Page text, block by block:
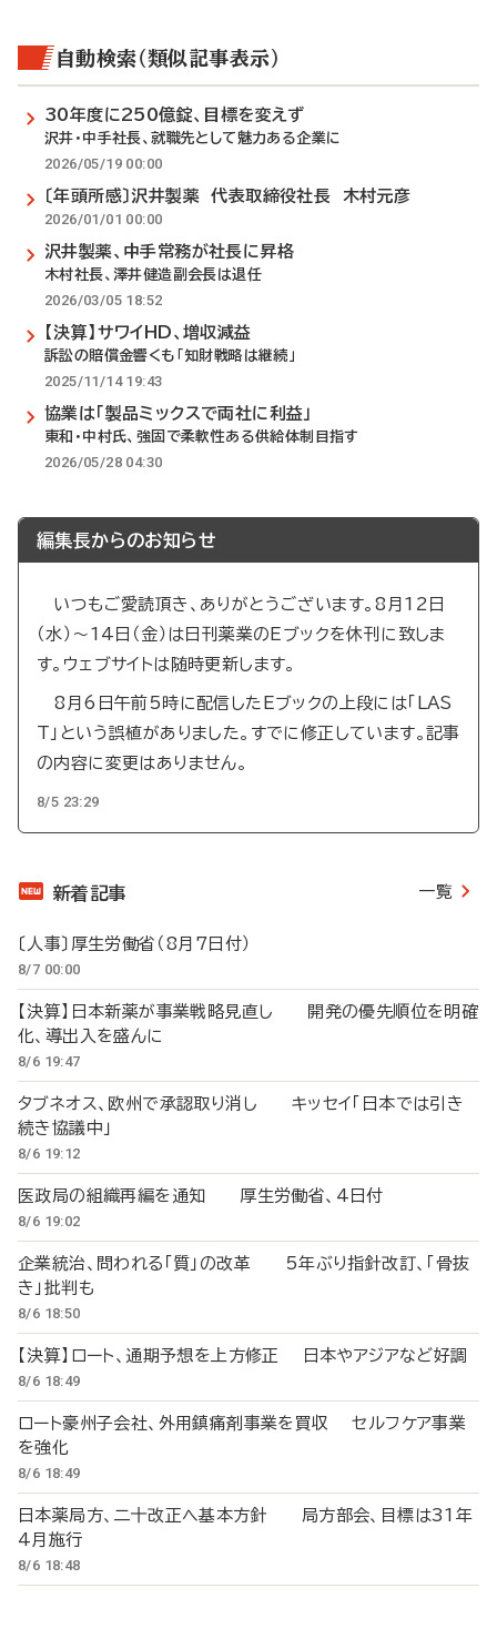
自動検索（類似記事表示）
30年度に250億錠、目標を変えず
沢井・中手社長、就職先として魅力ある企業に
2026/05/19 00:00
〔年頭所感〕沢井製薬 代表取締役社長 木村元彦
2026/01/01 00:00
沢井製薬、中手常務が社長に昇格
木村社長、澤井健造副会長は退任
2026/03/05 18:52
【決算】サワイHD、増収減益
訴訟の賠償金響くも「知財戦略は継続」
2025/11/14 19:43
協業は「製品ミックスで両社に利益」
東和・中村氏、強固で柔軟性ある供給体制目指す
2026/05/28 04:30
編集長からのお知らせ
いつもご愛読頂き、ありがとうございます。8月12日
（水）～14日（金）は日刊薬業のEブックを休刊に致しま
す。ウェブサイトは随時更新します。
8月6日午前5時に配信したEブックの上段には「LAS
T」という誤植がありました。すでに修正しています。記事
の内容に変更はありません。
8/5 23:29
新着記事 一覧
〔人事〕厚生労働省（8月7日付）
8/7 00:00
【決算】日本新薬が事業戦略見直し 開発の優先順位を明確
化、導出入を盛んに
8/6 19:47
タブネオス、欧州で承認取り消し キッセイ「日本では引き
続き協議中」
8/6 19:12
医政局の組織再編を通知 厚生労働省、4日付
8/6 19:02
企業統治、問われる「質」の改革 5年ぶり指針改訂、「骨抜
き」批判も
8/6 18:50
【決算】ロート、通期予想を上方修正 日本やアジアなど好調
8/6 18:49
ロート豪州子会社、外用鎮痛剤事業を買収 セルフケア事業
を強化
8/6 18:49
日本薬局方、二十改正へ基本方針 局方部会、目標は31年
4月施行
8/6 18:48